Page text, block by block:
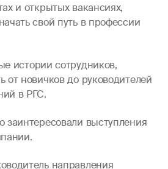
и открытых вакансиях,
свой путь в профессии
сотрудников,
от новичков до руководителей
в РГС.
заинтересовали выступления
направления